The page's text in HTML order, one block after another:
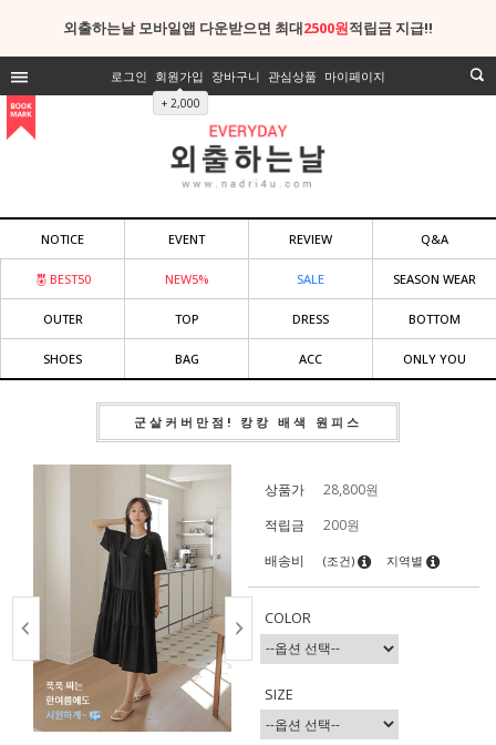
외출하는날 모바일앱 다운받으면 최대2500원적립금 지급!!
로그인 회원가입
+ 2,000
장바구니 관심상품 마이페이지
NOTICE EVENT REVIEW Q&A
BEST50 NEW5% SALE SEASON WEAR
OUTER TOP DRESS BOTTOM
SHOES BAG ACC ONLY YOU
군살커버만점! 캉캉 배색 원피스
상품가 28,800원
적립금
200원
배송비
(조건) 지역별
COLOR
SIZE